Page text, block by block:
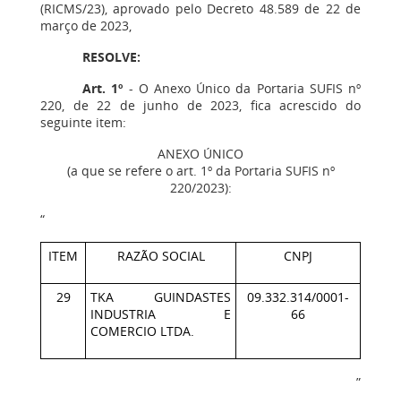
(RICMS/23), aprovado pelo Decreto 48.589 de 22 de
março de 2023,
RESOLVE:
Art. 1º - O Anexo Único da Portaria SUFIS nº
220, de 22 de junho de 2023, fica acrescido do
seguinte item:
ANEXO ÚNICO
(a que se refere o art. 1º da Portaria SUFIS nº
220/2023):
“
ITEM RAZÃO SOCIAL CNPJ
29
TKA GUINDASTES
INDUSTRIA E
COMERCIO LTDA.
09.332.314/0001-
66
”